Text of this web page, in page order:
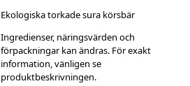
Ekologiska torkade sura körsbär
Ingredienser, näringsvärden och
förpackningar kan ändras. För exakt
information, vänligen se
produktbeskrivningen.